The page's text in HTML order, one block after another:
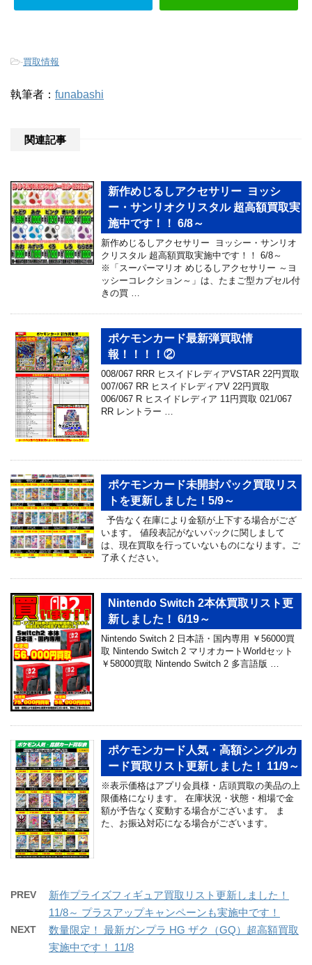
-買取情報
執筆者： funabashi
関連記事
新作めじるしアクセサリー ヨッシ
ー・サンリオクリスタル 超高額買取実
施中です！！ 6/8～
新作めじるしアクセサリー ヨッシー・サンリオ
クリスタル 超高額買取実施中です！！ 6/8～
※「スーパーマリオ めじるしアクセサリー ～ヨ
ッシーコレクション～」は、たまご型カプセル付
きの買 …
ポケモンカード最新弾買取情
報！！！！②
008/067 RRR ヒスイドレディアVSTAR 22円買取
007/067 RR ヒスイドレディアV 22円買取
006/067 R ヒスイドレディア 11円買取 021/067
RR レントラー …
ポケモンカード未開封パック買取リス
トを更新しました！5/9～
予告なく在庫により金額が上下する場合がござ
います。 値段表記がないパックに関しまして
は、現在買取を行っていないものになります。ご
了承ください。
Nintendo Switch 2本体買取リスト更
新しました！ 6/19～
Nintendo Switch 2 日本語・国内専用 ￥56000買
取 Nintendo Switch 2 マリオカートWorldセット
￥58000買取 Nintendo Switch 2 多言語版 …
ポケモンカード人気・高額シングルカ
ード買取リスト更新しました！ 11/9～
※表示価格はアプリ会員様・店頭買取の美品の上
限価格になります。 在庫状況・状態・相場で金
額が予告なく変動する場合がございます。 ま
た、お振込対応になる場合がございます。
PREV
新作プライズフィギュア買取リスト更新しました！
11/8～ プラスアップキャンペーンも実施中です！
NEXT
数量限定！ 最新ガンプラ HG ザク（GQ）超高額買取
実施中です！ 11/8